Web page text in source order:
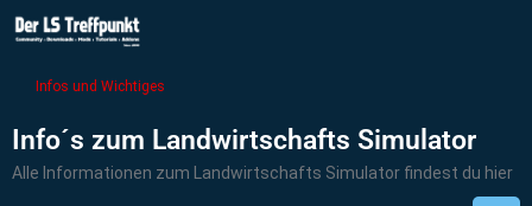
Infos und Wichtiges
Info´s zum Landwirtschafts Simulator
Alle Informationen zum Landwirtschafts Simulator findest du hier